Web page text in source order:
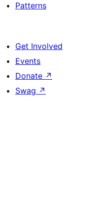
Patterns
Get Involved
Events
Donate ↗
Swag ↗